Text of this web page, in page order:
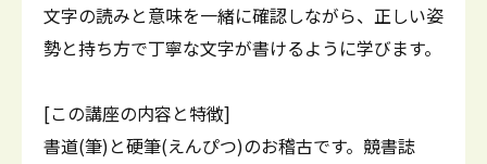
文字の読みと意味を一緒に確認しながら、正しい姿
勢と持ち方で丁寧な文字が書けるように学びます。
[この講座の内容と特徴]
書道(筆)と硬筆(えんぴつ)のお稽古です。競書誌